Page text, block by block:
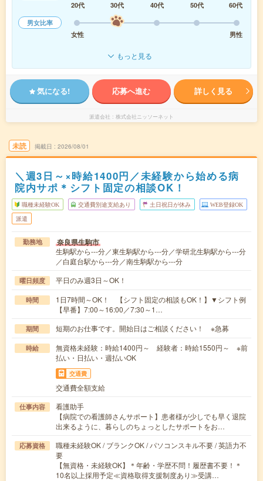
20代
30代 40代 50代
60代
男女比率
女性
男性
もっと見る
気になる! 応募へ進む 詳しく見る
派遣会社 株式会社ニッソーネット
未読 掲載日 2026/08/01
＼週3日～×時給1400円／未経験から始める病
院内サポ＊シフト固定の相談OK！
職種未経験OK 交通費別途支給あり 土日祝日が休み WEB登録OK
派遣
勤務地 奈良県生駒市
生駒駅から---分／東生駒駅から---分／学研北生駒駅から---分
／白庭台駅から---分／南生駒駅から---分
曜日頻度 平日のみ週3日～OK！
時間
1日7時間～OK！ 【シフト固定の相談もOK！】▼シフト例
【早番】7:00～16:00／7:30～1…
期間 短期のお仕事です。開始日はご相談ください！ ※急募
時給
無資格未経験：時給1400円～ 経験者：時給1550円～ ※前
払い・日払い・週払いOK
交通費
交通費全額支給
仕事内容
看護助手
【病院での看護師さんサポート】患者様が少しでも早く退院
出来るように、暮らしのちょっとしたサポートをお…
応募資格
職種未経験OK / ブランクOK / パソコンスキル不要 / 英語力不
要
【無資格・未経験OK】＊年齢・学歴不問！履歴書不要！＊
10名以上採用予定≪資格取得支援制度あり≫受講…